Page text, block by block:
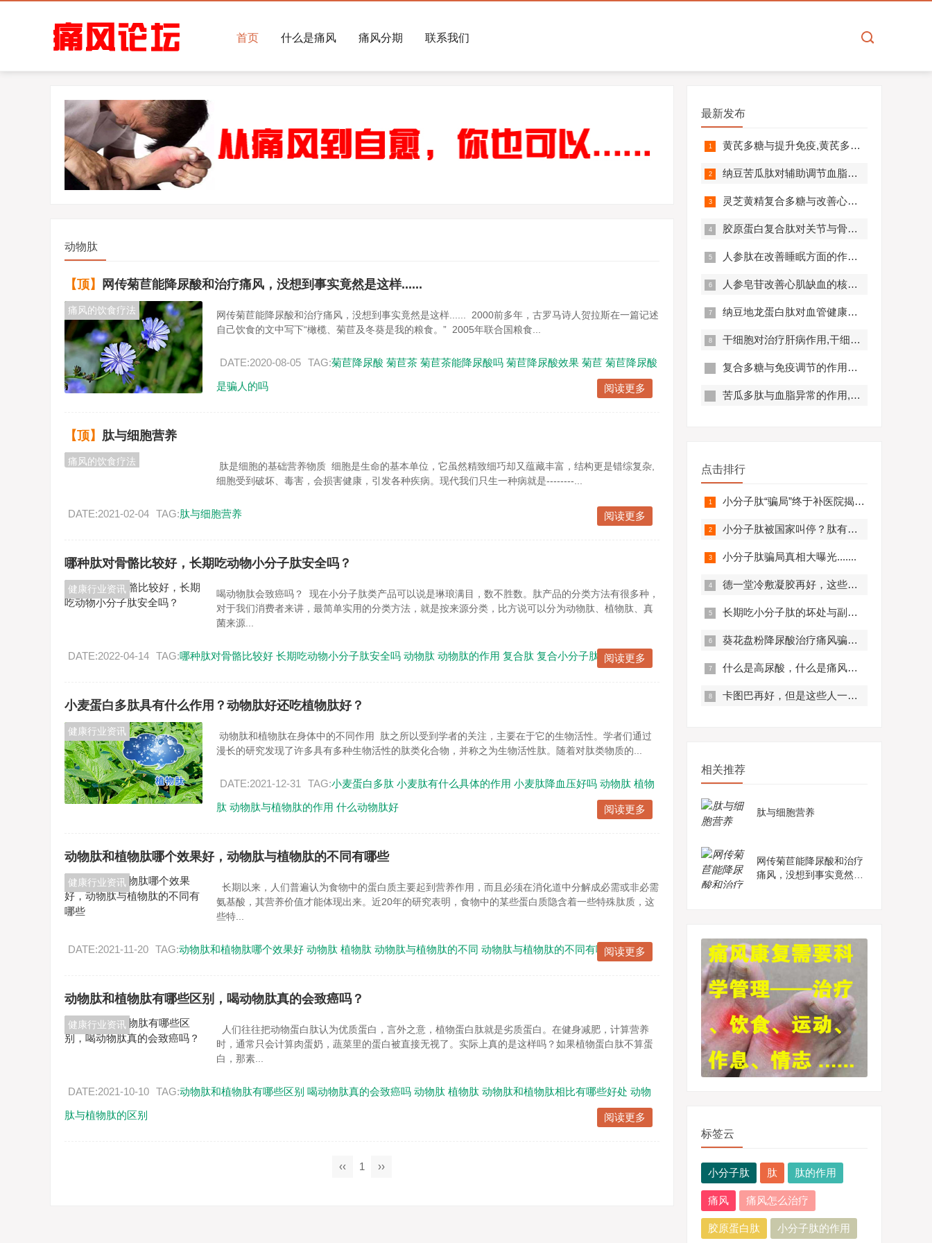
首页 什么是痛风 痛风分期 联系我们
动物肽
【顶】 网传菊苣能降尿酸和治疗痛风，没想到事实竟然是这样......
痛风的饮食疗法
网传菊苣能降尿酸和治疗痛风，没想到事实竟然是这样...... 2000前多年，古罗马诗人贺拉斯在一篇记述
自己饮食的文中写下“橄榄、菊苣及冬葵是我的粮食。” 2005年联合国粮食...
DATE:2020-08-05 TAG:菊苣降尿酸 菊苣茶 菊苣茶能降尿酸吗 菊苣降尿酸效果 菊苣 菊苣降尿酸
是骗人的吗
阅读更多
【顶】 肽与细胞营养
痛风的饮食疗法
肽是细胞的基础营养物质 细胞是生命的基本单位，它虽然精致细巧却又蕴藏丰富，结构更是错综复杂,
细胞受到破坏、毒害，会损害健康，引发各种疾病。现代我们只生一种病就是--------...
DATE:2021-02-04 TAG:肽与细胞营养 阅读更多
哪种肽对骨骼比较好，长期吃动物小分子肽安全吗？
健康行业资讯
喝动物肽会致癌吗？ 现在小分子肽类产品可以说是琳琅满目，数不胜数。肽产品的分类方法有很多种，
对于我们消费者来讲，最简单实用的分类方法，就是按来源分类，比方说可以分为动物肽、植物肽、真
菌来源...
DATE:2022-04-14 TAG:哪种肽对骨骼比较好 长期吃动物小分子肽安全吗 动物肽 动物肽的作用 复合肽 复合小分子肽 复合多肽
阅读更多
小麦蛋白多肽具有什么作用？动物肽好还吃植物肽好？
健康行业资讯
动物肽和植物肽在身体中的不同作用 肽之所以受到学者的关注，主要在于它的生物活性。学者们通过
漫长的研究发现了许多具有多种生物活性的肽类化合物，并称之为生物活性肽。随着对肽类物质的...
DATE:2021-12-31 TAG:小麦蛋白多肽 小麦肽有什么具体的作用 小麦肽降血压好吗 动物肽 植物
肽 动物肽与植物肽的作用 什么动物肽好 阅读更多
动物肽和植物肽哪个效果好，动物肽与植物肽的不同有哪些
健康行业资讯
长期以来，人们普遍认为食物中的蛋白质主要起到营养作用，而且必须在消化道中分解成必需或非必需
氨基酸，其营养价值才能体现出来。近20年的研究表明，食物中的某些蛋白质隐含着一些特殊肽质，这
些特...
DATE:2021-11-20 TAG:动物肽和植物肽哪个效果好 动物肽 植物肽 动物肽与植物肽的不同 动物肽与植物肽的不同有哪些阅读更多
动物肽和植物肽有哪些区别，喝动物肽真的会致癌吗？
健康行业资讯
人们往往把动物蛋白肽认为优质蛋白，言外之意，植物蛋白肽就是劣质蛋白。在健身减肥，计算营养
时，通常只会计算肉蛋奶，蔬菜里的蛋白被直接无视了。实际上真的是这样吗？如果植物蛋白肽不算蛋
白，那素...
DATE:2021-10-10 TAG:动物肽和植物肽有哪些区别 喝动物肽真的会致癌吗 动物肽 植物肽 动物肽和植物肽相比有哪些好处 动物
肽与植物肽的区别
阅读更多
‹‹ 1 ››
最新发布
黄芪多糖与提升免疫,黄芪多糖对免疫相关疾病营养干预价值分析！
纳豆苦瓜肽对辅助调节血脂血压的作用机制,应用效果如何？
灵芝黄精复合多糖与改善心肺功能的机制及临床应用分析
胶原蛋白复合肽对关节与骨骼的作用,胶原蛋白复合肽效果怎么样?
人参肽在改善睡眠方面的作用机制及应用分析
人参皂苷改善心肌缺血的核心机制,应用效果怎么样？
纳豆地龙蛋白肽对血管健康的好处,纳豆地龙蛋白肽对预防心脑血管疾病有帮助吗？
干细胞对治疗肝病作用,干细胞对肝硬化有作用吗?
复合多糖与免疫调节的作用原理及优势分析
苦瓜多肽与血脂异常的作用,苦瓜多肽调节脂代谢效果好吗？
点击排行
小分子肽“骗局”终于补医院揭开，结果太可怕.........
小分子肽被国家叫停？肽有副作用？必看！
小分子肽骗局真相大曝光.......
德一堂冷敷凝胶再好，这些人一定不要用！还有些人必须..........
长期吃小分子肽的坏处与副作用，肽与蛋白质的区别
葵花盘粉降尿酸治疗痛风骗局？真实曝光，赶紧来看！
什么是高尿酸，什么是痛风？痛风有什么症状？
卡图巴再好，但是这些人一定不要服用！
相关推荐
肽与细胞营养
网传菊苣能降尿酸和治疗
痛风，没想到事实竟然是
标签云
小分子肽 肽 肽的作用
痛风 痛风怎么治疗
胶原蛋白肽 小分子肽的作用